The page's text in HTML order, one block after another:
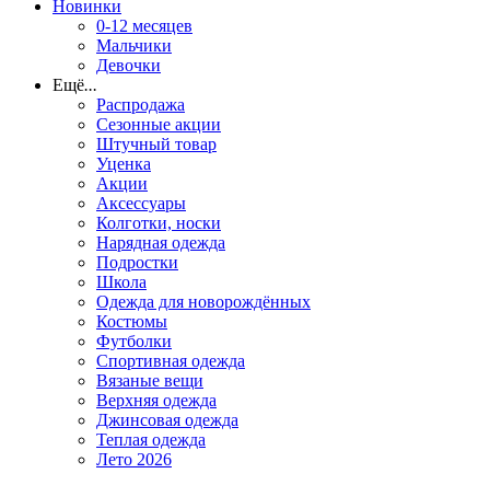
Новинки
0-12 месяцев
Мальчики
Девочки
Ещё...
Распродажа
Сезонные акции
Штучный товар
Уценка
Акции
Аксессуары
Колготки, носки
Нарядная одежда
Подростки
Школа
Одежда для новорождённых
Костюмы
Футболки
Спортивная одежда
Вязаные вещи
Верхняя одежда
Джинсовая одежда
Теплая одежда
Лето 2026